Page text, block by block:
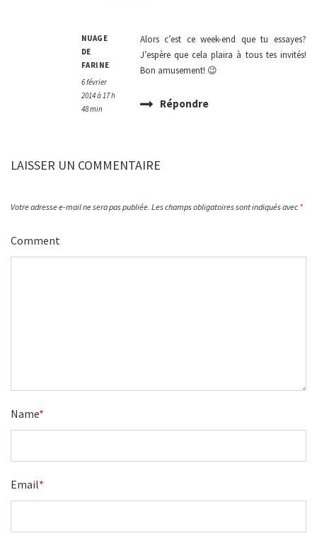
NUAGE
DE
FARINE
6 février
2014 à 17 h
48 min
Alors c’est ce week-end que tu essayes?
J’espère que cela plaira à tous tes invités!
Bon amusement! 😉
Répondre
LAISSER UN COMMENTAIRE
Votre adresse e-mail ne sera pas publiée. Les champs obligatoires sont indiqués avec *
Comment
Name*
Email*